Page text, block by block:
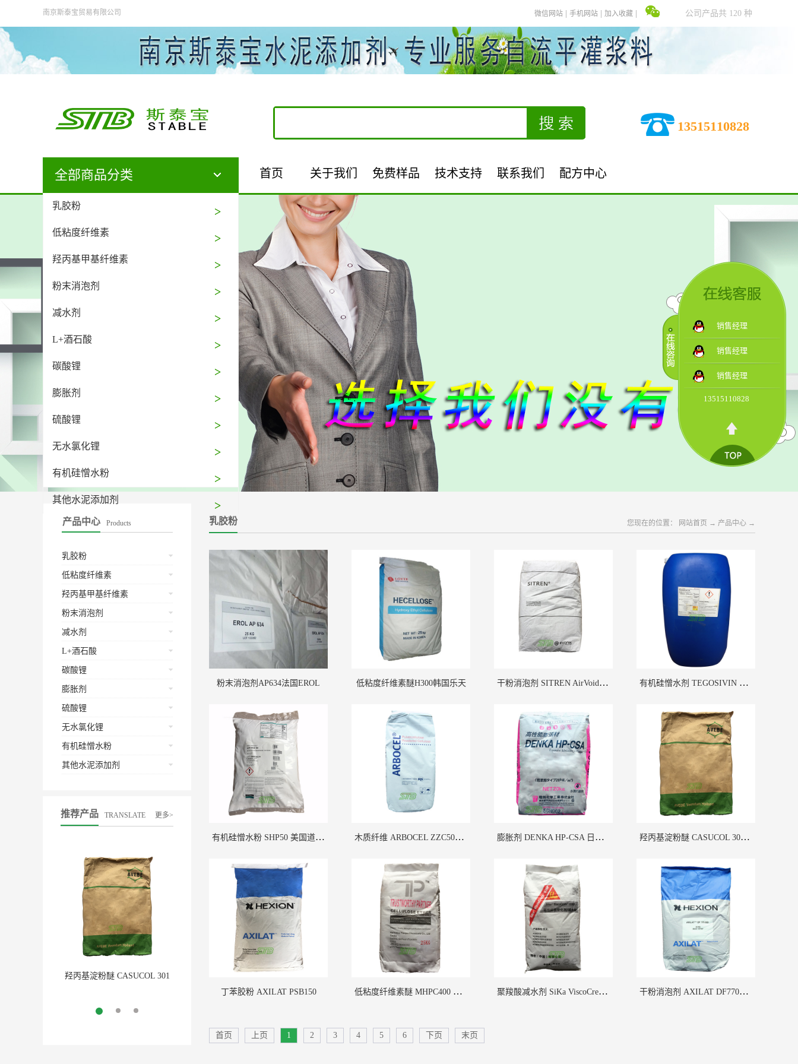
全部商品分类
乳胶粉
低粘度纤维素
羟丙基甲基纤维素
粉末消泡剂
减水剂
L+酒石酸
碳酸锂
膨胀剂
硫酸锂
无水氯化锂
有机硅憎水粉
其他水泥添加剂
加入收藏
手机网站
微信网站 公司产品共 120 种
13515110828
南京斯泰宝贸易有限公司
首页 关于我们 免费样品 技术支持 联系我们 配方中心
产品中心 Products
乳胶粉
低粘度纤维素
羟丙基甲基纤维素
粉末消泡剂
减水剂
L+酒石酸
碳酸锂
膨胀剂
硫酸锂
无水氯化锂
有机硅憎水粉
其他水泥添加剂
推荐产品 TRANSLATE 更多>
羟丙基淀粉醚 CASUCOL 301
More
国赫克力士
乳胶粉 您现在的位置： 网站首页 → 产品中心 →
粉末消泡剂AP634法国EROL 低粘度纤维素醚H300韩国乐天 干粉消泡剂 SITREN AirVoid 362 德国德固赛 有机硅憎水剂 TEGOSIVIN HE328 德国德固赛
有机硅憎水粉 SHP50 美国道康宁 木质纤维 ARBOCEL ZZC500 德国JRS 膨胀剂 DENKA HP-CSA 日本电气化学 羟丙基淀粉醚 CASUCOL 301 荷兰艾维贝
丁苯胶粉 AXILAT PSB150 低粘度纤维素醚 MHPC400 美国赫克力士 聚羧酸减水剂 SiKa ViscoCrete 530P 瑞士西卡 干粉消泡剂 AXILAT DF770DD 英国昕特玛
首页 上页 1 2 3 4 5 6 下页 末页
销售经理
销售经理
销售经理
13515110828